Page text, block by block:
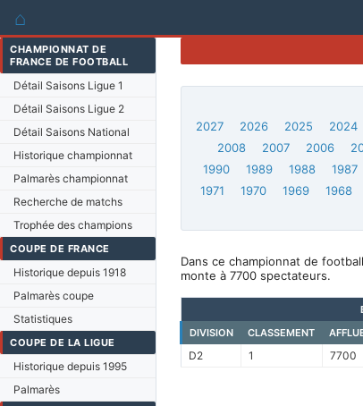
⌂
CHAMPIONNAT DE
FRANCE DE FOOTBALL
Détail Saisons Ligue 1
Détail Saisons Ligue 2
Détail Saisons National
Historique championnat
Palmarès championnat
Recherche de matchs
Trophée des champions
COUPE DE FRANCE
Historique depuis 1918
Palmarès coupe
Statistiques
COUPE DE LA LIGUE
Historique depuis 1995
Palmarès
2027
2026 2025 2024
2008
2007 2006
1990
1989 1988 1987
1971
1970 1969 1968
Dans ce championnat de
monte à 7700 spectateurs.
DIVISION
CLASSEMENT
D2 1 7700